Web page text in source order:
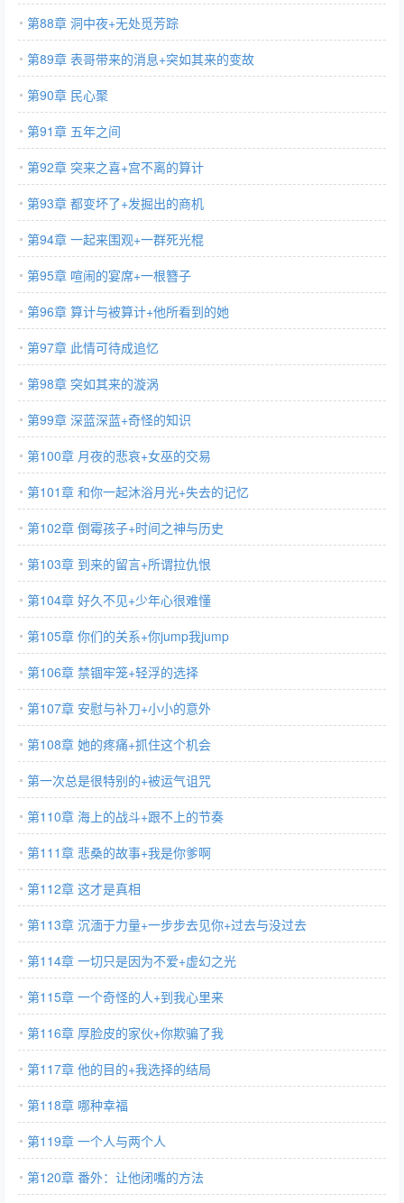
第88章 洞中夜+无处觅芳踪
第89章 表哥带来的消息+突如其来的变故
第90章 民心聚
第91章 五年之间
第92章 突来之喜+宫不离的算计
第93章 都变坏了+发掘出的商机
第94章 一起来围观+一群死光棍
第95章 喧闹的宴席+一根簪子
第96章 算计与被算计+他所看到的她
第97章 此情可待成追忆
第98章 突如其来的漩涡
第99章 深蓝深蓝+奇怪的知识
第100章 月夜的悲哀+女巫的交易
第101章 和你一起沐浴月光+失去的记忆
第102章 倒霉孩子+时间之神与历史
第103章 到来的留言+所谓拉仇恨
第104章 好久不见+少年心很难懂
第105章 你们的关系+你jump我jump
第106章 禁锢牢笼+轻浮的选择
第107章 安慰与补刀+小小的意外
第108章 她的疼痛+抓住这个机会
第一次总是很特别的+被运气诅咒
第110章 海上的战斗+跟不上的节奏
第111章 悲桑的故事+我是你爹啊
第112章 这才是真相
第113章 沉湎于力量+一步步去见你+过去与没过去
第114章 一切只是因为不爱+虚幻之光
第115章 一个奇怪的人+到我心里来
第116章 厚脸皮的家伙+你欺骗了我
第117章 他的目的+我选择的结局
第118章 哪种幸福
第119章 一个人与两个人
第120章 番外：让他闭嘴的方法